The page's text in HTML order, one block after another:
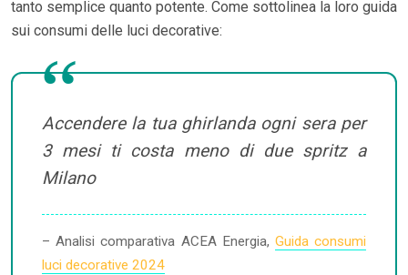
tanto semplice quanto potente. Come sottolinea la loro guida
sui consumi delle luci decorative:
Accendere la tua ghirlanda ogni sera per
3 mesi ti costa meno di due spritz a
Milano
– Analisi comparativa ACEA Energia, Guida consumi
luci decorative 2024